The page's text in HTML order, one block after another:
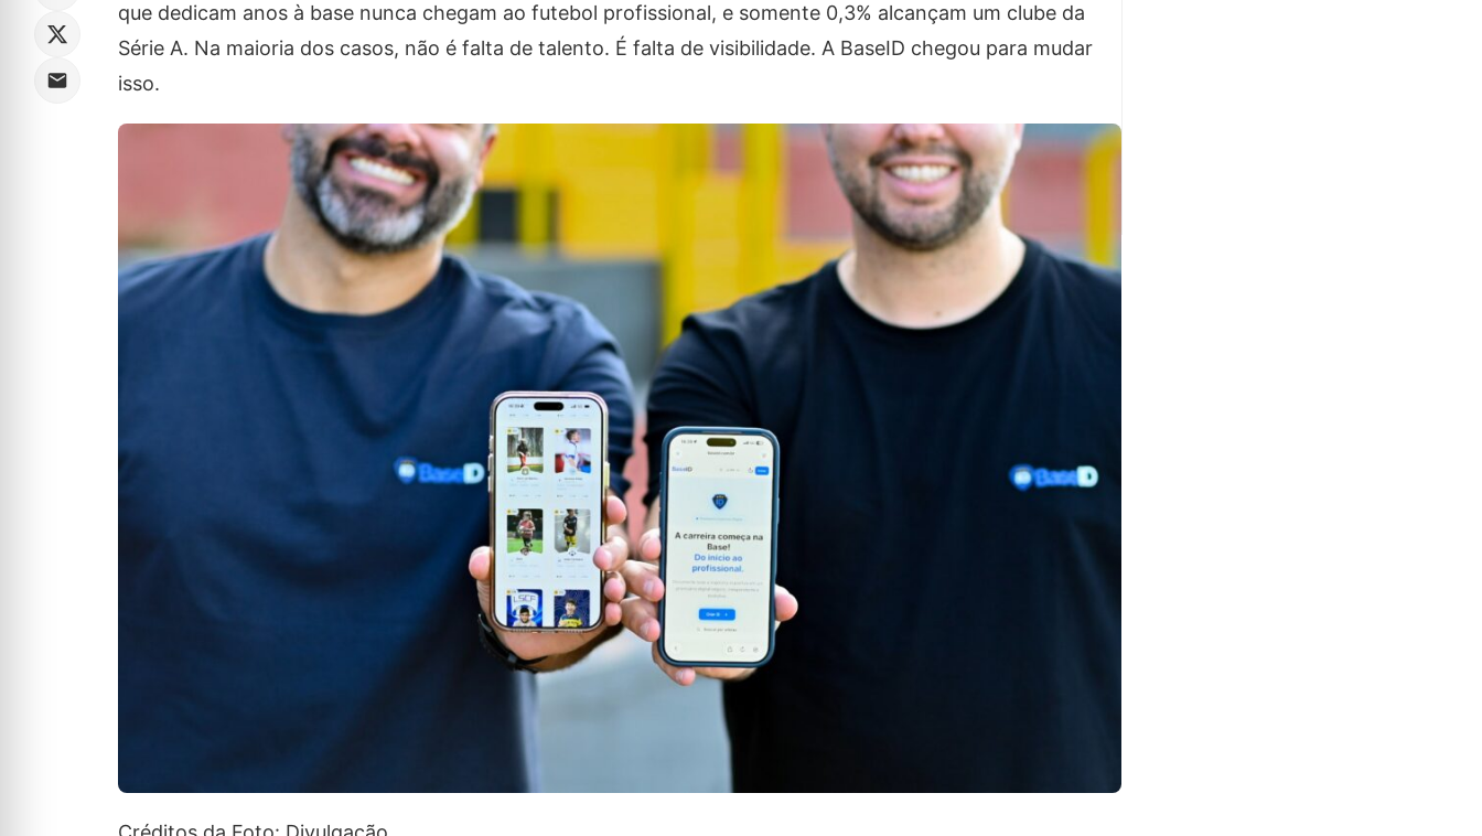
que dedicam anos à base nunca chegam ao futebol profissional, e somente 0,3% alcançam um clube da
Série A. Na maioria dos casos, não é falta de talento. É falta de visibilidade. A BaseID chegou para mudar
isso.